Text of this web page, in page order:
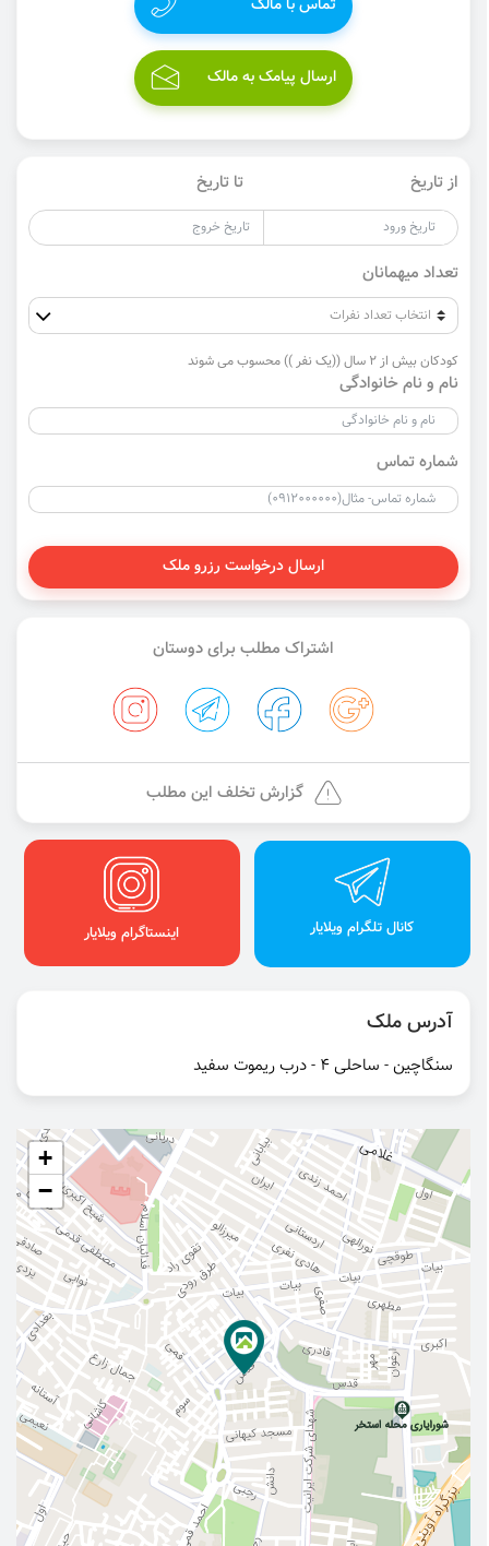
تماس با مالک
ارسال پیامک به مالک
از تاریخ تا تاریخ
تعداد میهمانان
کودکان بیش از 2 سال ((یک نفر )) محسوب می شوند
نام و نام خانوادگی
شماره تماس
ارسال درخواست رزرو ملک
اشتراک مطلب برای دوستان
گزارش تخلف این مطلب
کانال تلگرام ویلایار اینستاگرام ویلایار
آدرس ملک
سنگاچین - ساحلی ۴ - درب ریموت سفید
+
−